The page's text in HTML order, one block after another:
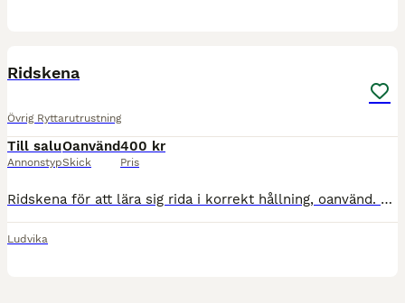
Ridskena
Övrig Ryttarutrustning
Till salu
Annonstyp
Oanvänd
Skick
400 kr
Pris
Ridskena för att lära sig rida i korrekt hållning, oanvänd. Skickar spårbart mot fraktkostnad eller hämtas.
Ludvika